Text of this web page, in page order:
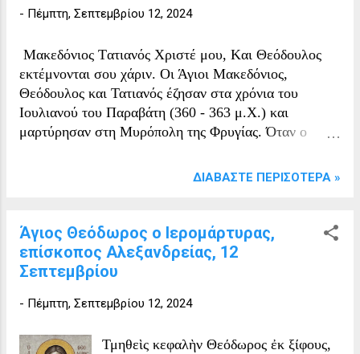
- Πέμπτη, Σεπτεμβρίου 12, 2024
Mακεδόνιος Tατιανός Xριστέ μου, Kαι Θεόδουλος
εκτέμνονται σου χάριν. Οι Άγιοι Μακεδόνιος,
Θεόδουλος και Τατιανός έζησαν στα χρόνια του
Ιουλιανού του Παραβάτη (360 - 363 μ.Χ.) και
μαρτύρησαν στη Μυρόπολη της Φρυγίας. Όταν ο
τον ειδωλολατρικό ναό της Μυρόπολης και να
συνέτριψαν τα αγάλματα. Για να μη κακοποιηθούν
όμως άλλοι αθώοι χριστιανοί, φανερώθηκαν στον
άρχοντα και είπαν ότι αυτοί συνέτριψαν τα αγάλματα.
Ο σκληρός Αμάχιος, στη συνέχεια, επειδή δεν
κατάφερε να τους πείσει να θυσιάσουν στα είδωλα,
ΔΙΑΒΆΣΤΕ ΠΕΡΙΣΌΤΕΡΑ »
Άγιος Θεόδωρος ο Ιερομάρτυρας,
επίσκοπος Αλεξανδρείας, 12
Σεπτεμβρίου
- Πέμπτη, Σεπτεμβρίου 12, 2024
Τμηθεὶς κεφαλὴν Θεόδωρος ἐκ ξίφους,